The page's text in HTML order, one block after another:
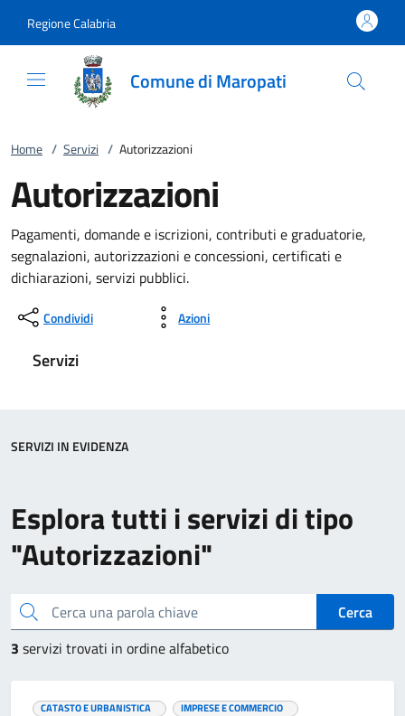
Regione Calabria
Comune di Maropati
Home / Servizi / Autorizzazioni
Autorizzazioni
Pagamenti, domande e iscrizioni, contributi e graduatorie,
segnalazioni, autorizzazioni e concessioni, certificati e
dichiarazioni, servizi pubblici.
Condividi Azioni
Servizi
Esplora tutti i servizi di tipo
"Autorizzazioni"
Cerca una parola chiave
Cerca
3 servizi trovati in ordine alfabetico
CATASTO E URBANISTICA
IMPRESE E COMMERCIO
SERVIZI IN EVIDENZA